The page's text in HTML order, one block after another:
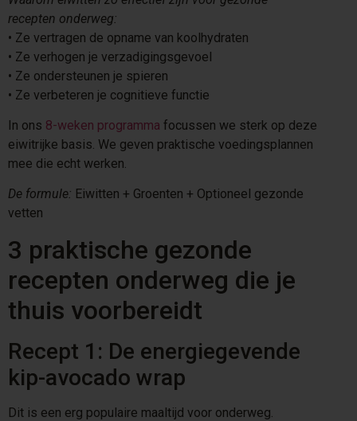
recepten onderweg:
•⁠ ⁠Ze vertragen de opname van koolhydraten
•⁠ ⁠Ze verhogen je verzadigingsgevoel
•⁠ ⁠Ze ondersteunen je spieren
•⁠ ⁠Ze verbeteren je cognitieve functie
In ons 8-weken programma focussen we sterk op deze
eiwitrijke basis. We geven praktische voedingsplannen
mee die echt werken.
De formule: Eiwitten + Groenten + Optioneel gezonde
vetten
3 praktische gezonde
recepten onderweg die je
thuis voorbereidt
Recept 1: De energiegevende
kip-avocado wrap
Dit is een erg populaire maaltijd voor onderweg.